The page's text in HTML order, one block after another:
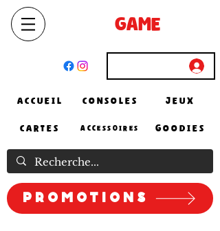
GAME
ACCUEIL CONSOLES JEUX
CARTES ACCESSOIRES GOODIES
Promotions